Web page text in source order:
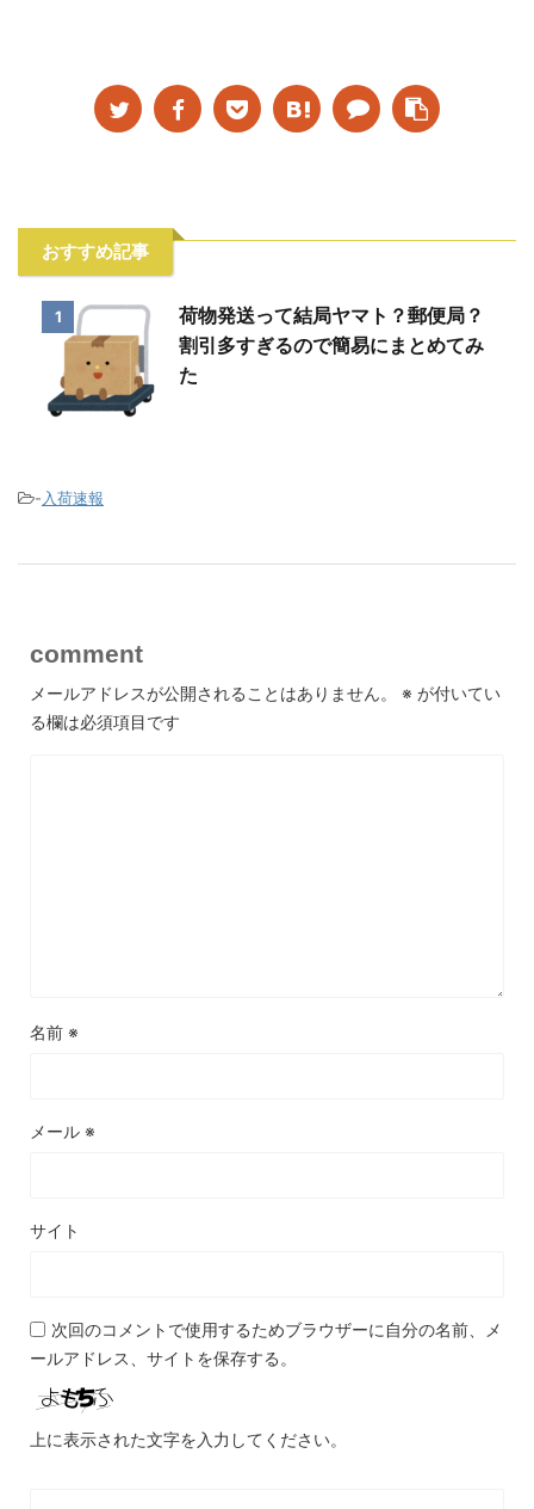
おすすめ記事
1
荷物発送って結局ヤマト？郵便局？
割引多すぎるので簡易にまとめてみ
た
- 入荷速報
comment
メールアドレスが公開されることはありません。 ※ が付いてい
る欄は必須項目です
名前 ※
メール ※
サイト
次回のコメントで使用するためブラウザーに自分の名前、メ
ールアドレス、サイトを保存する。
上に表示された文字を入力してください。